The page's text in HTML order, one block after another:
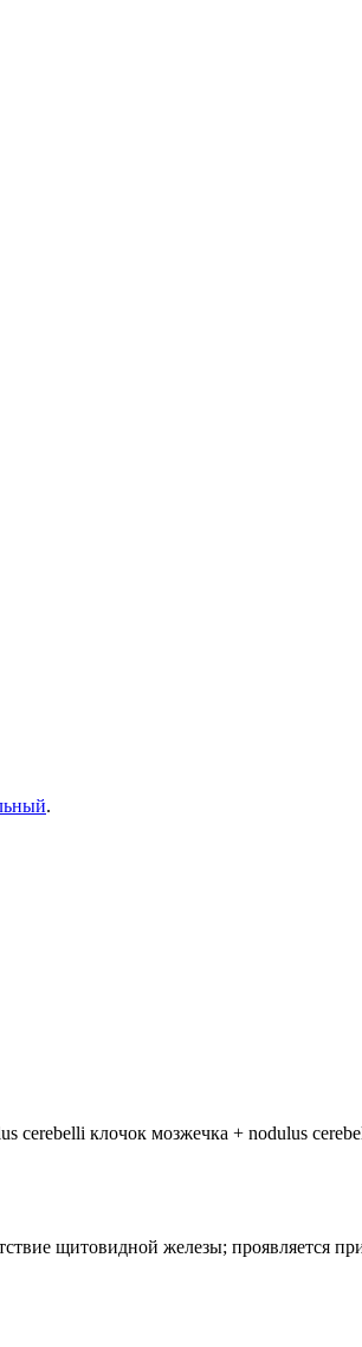
.
клочок мозжечка + nodulus
щитовидной железы; проявляется